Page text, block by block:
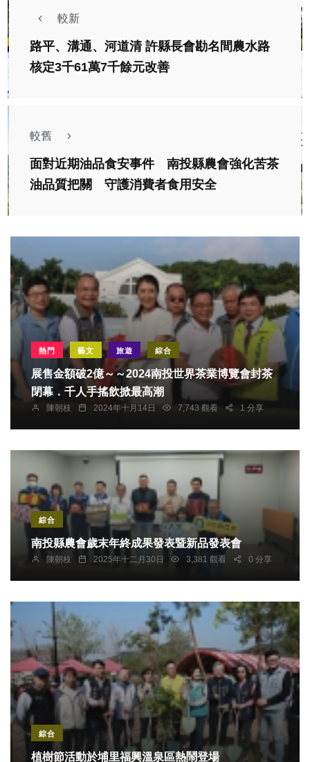
較新
路平、溝通、河道清 許縣長會勘名間農水路
核定3千61萬7千餘元改善
較舊
面對近期油品食安事件 南投縣農會強化苦茶
油品質把關 守護消費者食用安全
熱門 藝文 旅遊 綜合
展售金額破2億～～2024南投世界茶業博覽會封茶
閉幕．千人手搖飲掀最高潮
陳朝枝 2024年十月14日 7,743 觀看 1 分享
綜合
南投縣農會歲末年終成果發表暨新品發表會
陳朝枝 2025年十二月30日 3,381 觀看 0 分享
綜合
植樹節活動於埔里福興溫泉區熱鬧登場